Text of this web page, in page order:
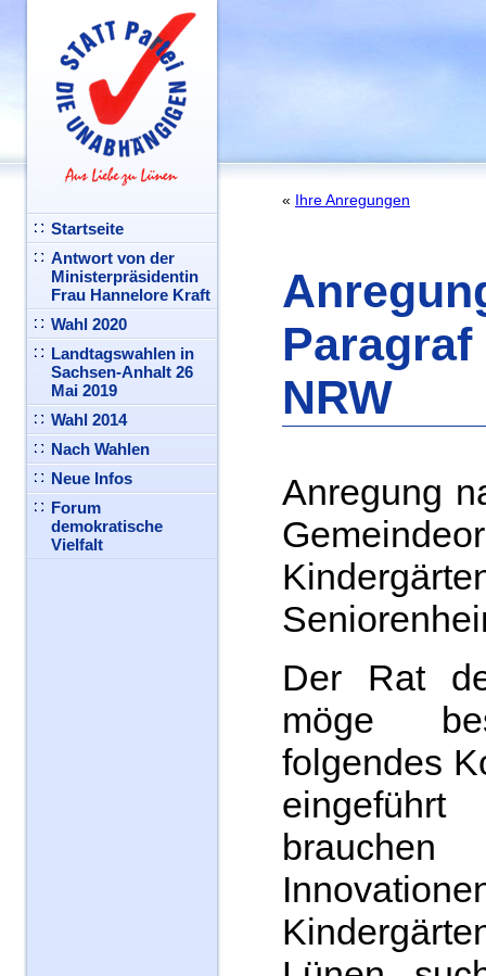
Startseite
Antwort von der
Ministerpräsidentin
Frau Hannelore Kraft
Wahl 2020
Landtagswahlen in
Sachsen-Anhalt 26
Mai 2019
Wahl 2014
Nach Wahlen
Neue Infos
Forum
demokratische
Vielfalt
« Ihre Anregungen
Paragraf
NRW
Anregung
Der Rat
möge
folgendes